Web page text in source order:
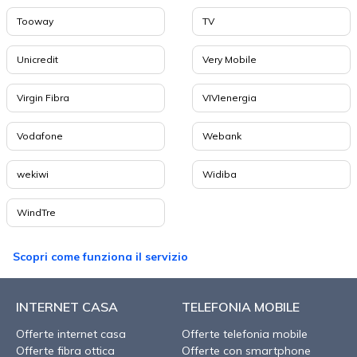
Tooway TV
Unicredit Very Mobile
Virgin Fibra VIVIenergia
Vodafone Webank
wekiwi Widiba
WindTre
Scopri come funziona il servizio
INTERNET CASA
Offerte internet casa
Offerte fibra ottica
TELEFONIA MOBILE
Offerte telefonia mobile
Offerte con smartphone